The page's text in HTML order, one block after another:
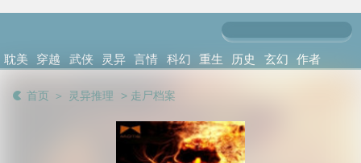
耽美
穿越
武侠
灵异
言情
科幻
重生
历史
玄幻
作者
首页 ＞ 灵异推理 > 走尸档案